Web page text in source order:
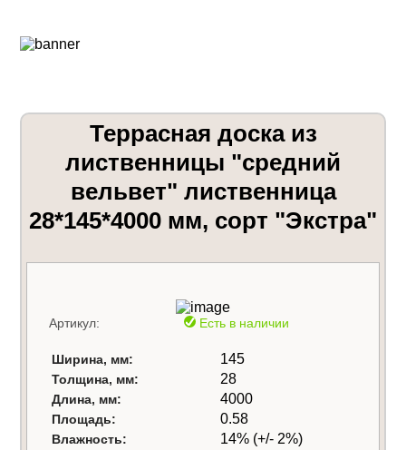
Террасная доска из
лиственницы "средний
вельвет" лиственница
28*145*4000 мм, сорт "Экстра"
Артикул: Есть в наличии
Ширина, мм: 145
Толщина, мм: 28
Длина, мм: 4000
Площадь: 0.58
Влажность: 14% (+/- 2%)